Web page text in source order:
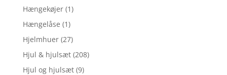
Hængekøjer (1)
Hængelåse (1)
Hjelmhuer (27)
Hjul & hjulsæt (208)
Hjul og hjulsæt (9)